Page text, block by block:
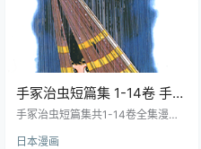
手冢治虫短篇集 1-14卷 手塚
治虫 漫画百度网盘下载
手冢治虫短篇集共1-14卷全集漫画
类型的短篇故事，每个故事都有独
日本漫画